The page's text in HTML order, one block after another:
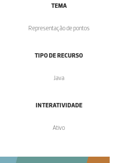
TEMA
Representação de pontos
TIPO DE RECURSO
Java
INTERATIVIDADE
Ativo